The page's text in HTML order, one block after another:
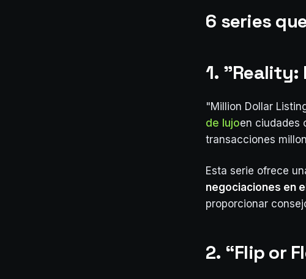
6 series
1. "Reality:
"Million Dollar
de lujoen ciudades
transacciones
Esta serie ofrece
negociaciones en el
proporcionar
2. “Flip or